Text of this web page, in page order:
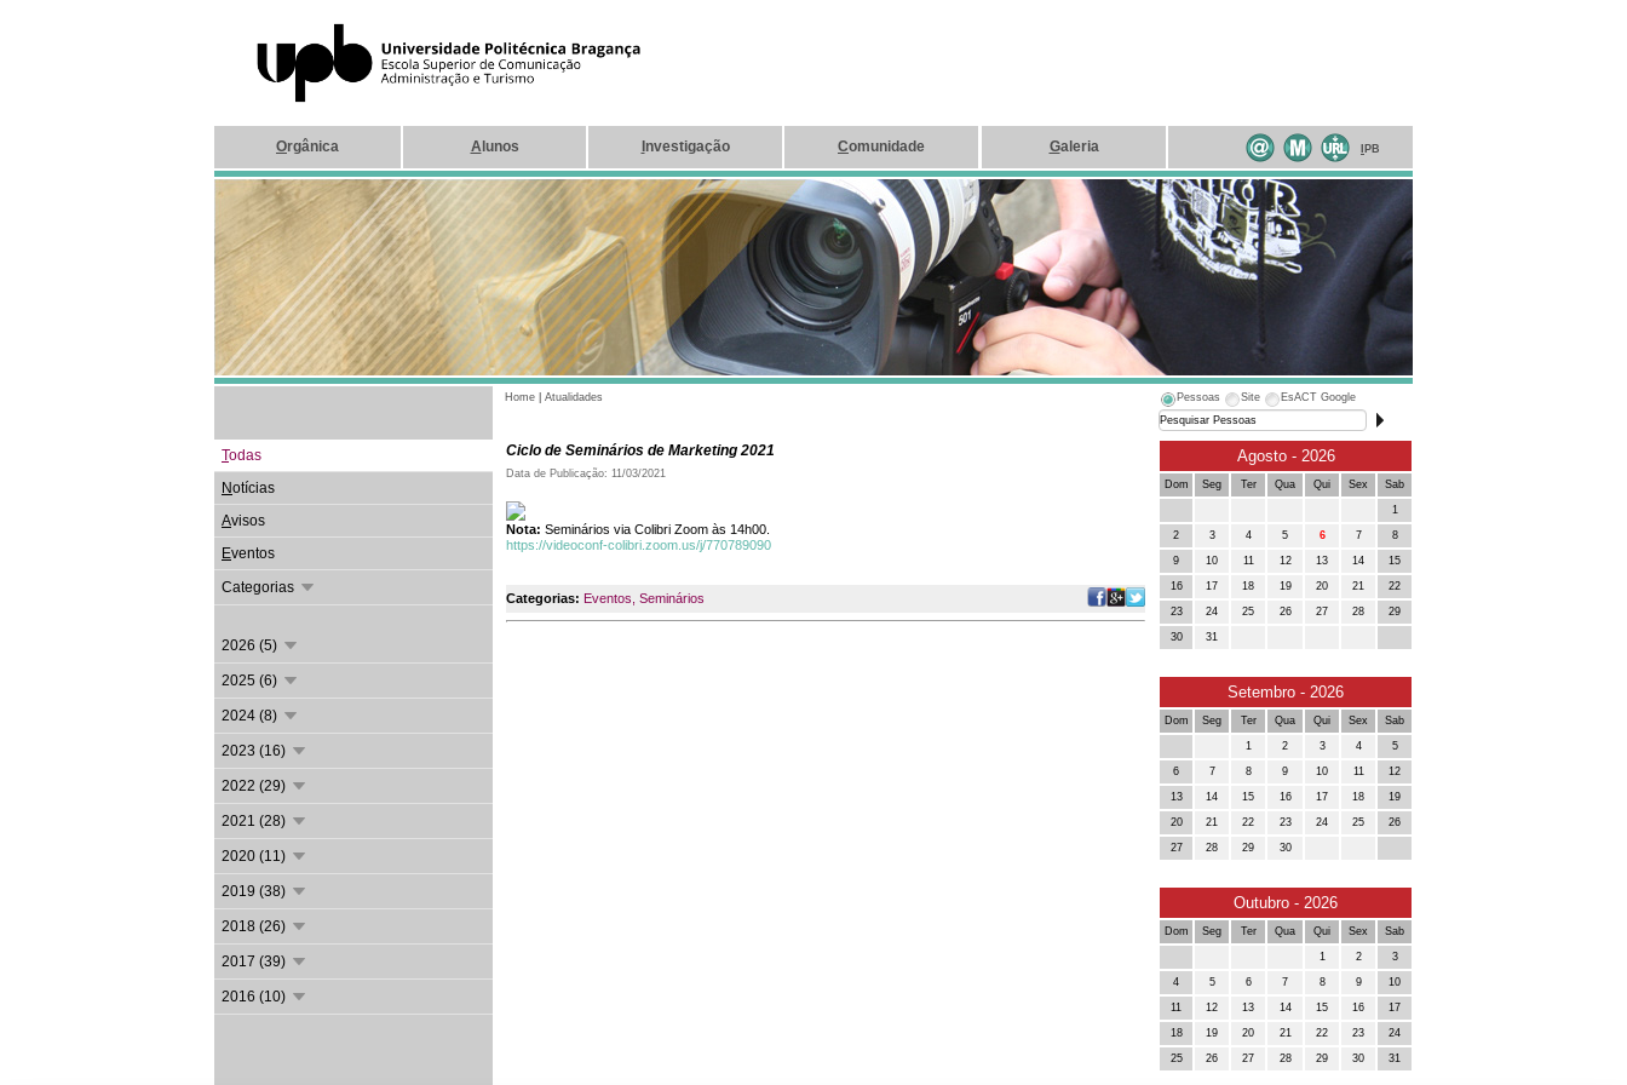
Orgânica A lunos nvestigação Comunidade Galeria PB
Home Atualidades Pessoas Site EsACT Google
Todas
Notícias
Avisos
Eventos
Categorias
2026 (5)
2025 (6)
2024 (8)
2023 (16)
2022 (29)
2021 (28)
2020 (11)
2019 (38)
2018 (26)
2017 (39)
2016 (10)
Ciclo de Seminários de Marketing 2021
Data de Publicação: 11/03/2021
Nota: Seminários via Colibri Zoom às 14h00.
https://videoconf-colibri.zoom.us/j/770789090
Categorias: Eventos Seminários
Agosto - 2026
Dom Seg Ter Qua Qui Sex Sab
1
2 3 4 5 6 7 8
9 10 11 12 13 14 15
16 17 18 19 20 21 22
23 24 25 26 27 28 29
30 31
Setembro - 2026
Dom Seg Ter Qua Qui Sex Sab
1 2 3 4 5
6 7 8 9 10 11 12
13 14 15 16 17 18 19
20 21 22 23 24 25 26
27 28 29 30
Outubro - 2026
Dom Seg Ter Qua Qui Sex Sab
1 2 3
4 5 6 7 8 9 10
11 12 13 14 15 16 17
18 19 20 21 22 23 24
25 26 27 28 29 30 31